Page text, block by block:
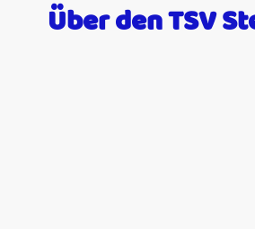
Über den TSV